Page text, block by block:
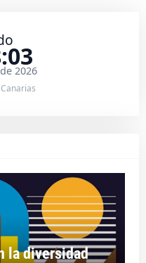
2026
la diversidad